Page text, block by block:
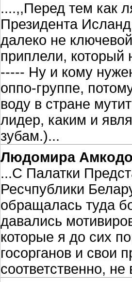
....,,Перед тем как
Президента
далеко не
приплели, который
----- Ну и кому
оппо-группе,
воду в стране
лидер, каким и
зубам.)...
Людомира
...С Палатки
Ресчпублики
обращалась туда
давались
которые я до сих
госорганов и свои
соответственно, не